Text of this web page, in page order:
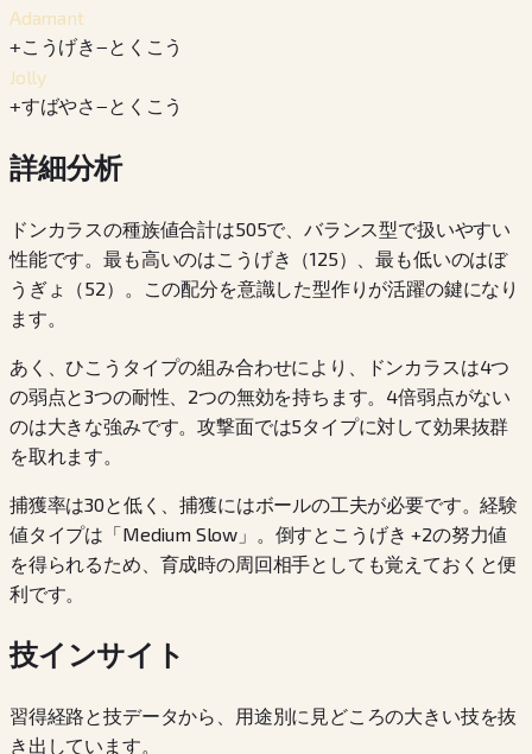
Adamant
+こうげき−とくこう
Jolly
+すばやさ−とくこう
詳細分析
ドンカラスの種族値合計は505で、バランス型で扱いやすい
性能です。最も高いのはこうげき（125）、最も低いのはぼ
うぎょ（52）。この配分を意識した型作りが活躍の鍵になり
ます。
あく、ひこうタイプの組み合わせにより、ドンカラスは4つ
の弱点と3つの耐性、2つの無効を持ちます。4倍弱点がない
のは大きな強みです。攻撃面では5タイプに対して効果抜群
を取れます。
捕獲率は30と低く、捕獲にはボールの工夫が必要です。経験
値タイプは「Medium Slow」。倒すとこうげき +2の努力値
を得られるため、育成時の周回相手としても覚えておくと便
利です。
技インサイト
習得経路と技データから、用途別に見どころの大きい技を抜
き出しています。